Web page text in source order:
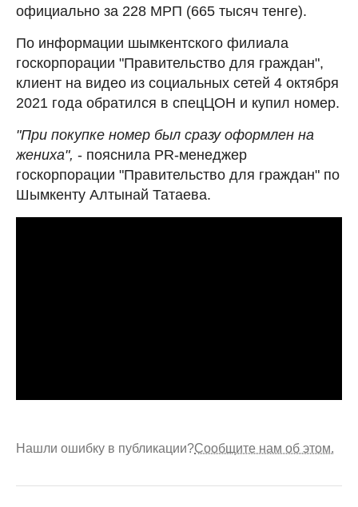
официально за 228 МРП (665 тысяч тенге).
По информации шымкентского филиала
госкорпорации "Правительство для граждан",
клиент на видео из социальных сетей 4 октября
2021 года обратился в спецЦОН и купил номер.
"При покупке номер был сразу оформлен на
жениха", - пояснила PR-менеджер
госкорпорации "Правительство для граждан" по
Шымкенту Алтынай Татаева.
Нашли ошибку в публикации?Сообщите нам об этом.